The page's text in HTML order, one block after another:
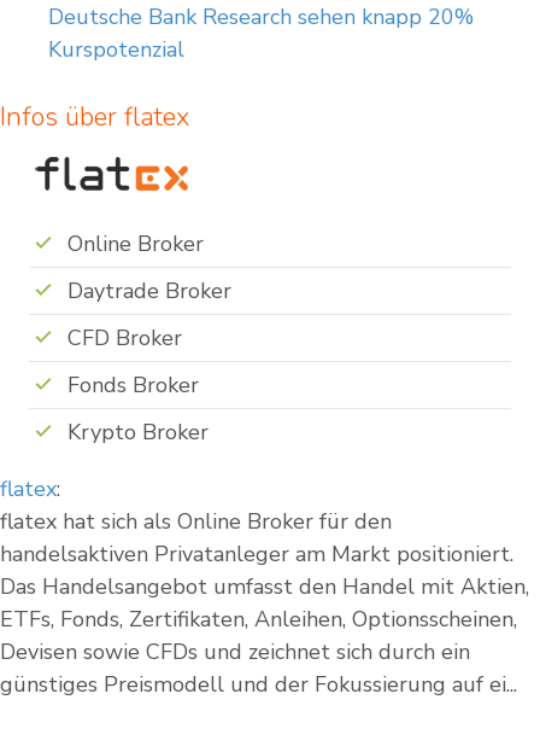
Deutsche Bank Research sehen knapp 20%
Kurspotenzial
Infos über flatex
Online Broker
Daytrade Broker
CFD Broker
Fonds Broker
Krypto Broker
flatex:
flatex hat sich als Online Broker für den
handelsaktiven Privatanleger am Markt positioniert.
Das Handelsangebot umfasst den Handel mit Aktien,
ETFs, Fonds, Zertifikaten, Anleihen, Optionsscheinen,
Devisen sowie CFDs und zeichnet sich durch ein
günstiges Preismodell und der Fokussierung auf ei...